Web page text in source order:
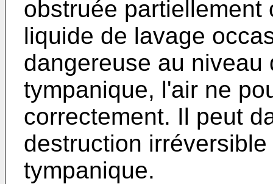
obstruée
liquide de lavage
dangereuse au niveau
tympanique, l'air ne
correctement. Il peut
destruction
tympanique.